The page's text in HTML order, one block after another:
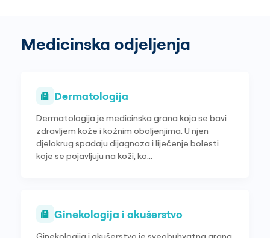
Medicinska odjeljenja
Dermatologija
Dermatologija je medicinska grana koja se bavi
zdravljem kože i kožnim oboljenjima. U njen
djelokrug spadaju dijagnoza i liječenje bolesti
koje se pojavljuju na koži, ko...
Ginekologija i akušerstvo